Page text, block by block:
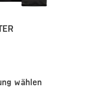
wählen